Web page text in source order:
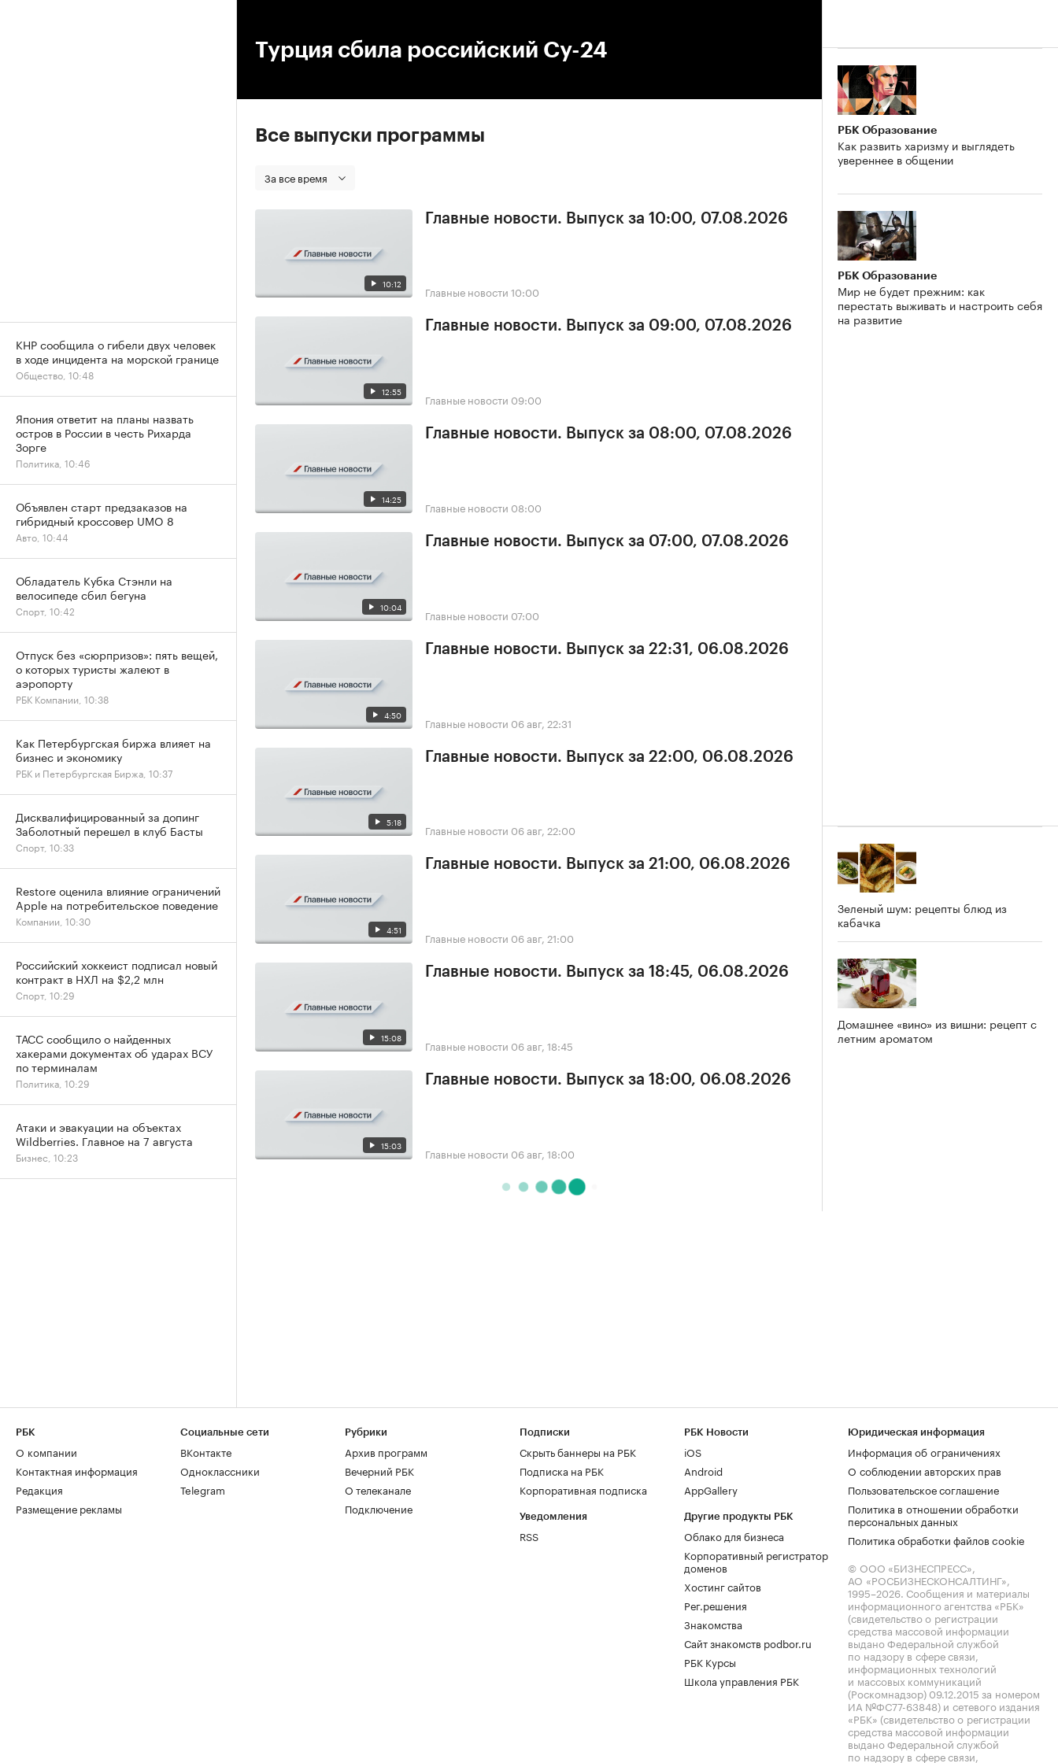
Турция сбила российский Су-24
Все выпуски программы
За все время
10:12
Главные новости. Выпуск за 10:00, 07.08.2026
Главные новости 10:00
12:55
Главные новости. Выпуск за 09:00, 07.08.2026
Главные новости 09:00
14:25
Главные новости. Выпуск за 08:00, 07.08.2026
Главные новости 08:00
10:04
Главные новости. Выпуск за 07:00, 07.08.2026
Главные новости 07:00
4:50
Главные новости. Выпуск за 22:31, 06.08.2026
Главные новости 06 авг, 22:31
5:18
Главные новости. Выпуск за 22:00, 06.08.2026
Главные новости 06 авг, 22:00
4:51
Главные новости. Выпуск за 21:00, 06.08.2026
Главные новости 06 авг, 21:00
15:08
Главные новости. Выпуск за 18:45, 06.08.2026
Главные новости 06 авг, 18:45
15:03
Главные новости. Выпуск за 18:00, 06.08.2026
Главные новости 06 авг, 18:00
РБК Образование
Как развить харизму и выглядеть
увереннее в общении
РБК Образование
Мир не будет прежним: как
перестать выживать и настроить себя
на развитие
Зеленый шум: рецепты блюд из
кабачка
Домашнее «вино» из вишни: рецепт с
летним ароматом
КНР сообщила о гибели двух человек
в ходе инцидента на морской границе
Общество, 10:48
Япония ответит на планы назвать
остров в России в честь Рихарда
Зорге
Политика, 10:46
Объявлен старт предзаказов на
гибридный кроссовер UMO 8
Авто, 10:44
Обладатель Кубка Стэнли на
велосипеде сбил бегуна
Спорт, 10:42
Отпуск без «сюрпризов»: пять вещей,
о которых туристы жалеют в
аэропорту
РБК Компании, 10:38
Как Петербургская биржа влияет на
бизнес и экономику
РБК и Петербургская Биржа, 10:37
Дисквалифицированный за допинг
Заболотный перешел в клуб Басты
Спорт, 10:33
Restore оценила влияние ограничений
Apple на потребительское поведение
Компании, 10:30
Российский хоккеист подписал новый
контракт в НХЛ на $2,2 млн
Спорт, 10:29
ТАСС сообщило о найденных
хакерами документах об ударах ВСУ
по терминалам
Политика, 10:29
Атаки и эвакуации на объектах
Wildberries. Главное на 7 августа
Бизнес, 10:23
РБК
О компании
Контактная информация
Редакция
Размещение рекламы
Социальные сети
ВКонтакте
Одноклассники
Telegram
Рубрики
Архив программ
Вечерний РБК
О телеканале
Подключение
Подписки
Скрыть баннеры на РБК
Подписка на РБК
Корпоративная подписка
Уведомления
RSS
РБК Новости
iOS
Android
AppGallery
Другие продукты РБК
Облако для бизнеса
Корпоративный регистратор
доменов
Хостинг сайтов
Рег.решения
Знакомства
Сайт знакомств podbor.ru
РБК Курсы
Школа управления РБК
Юридическая информация
Информация об ограничениях
О соблюдении авторских прав
Пользовательское соглашение
Политика в отношении обработки
персональных данных
Политика обработки файлов cookie
© ООО «БИЗНЕСПРЕСС»,
АО «РОСБИЗНЕСКОНСАЛТИНГ»,
1995–2026. Сообщения и материалы
информационного агентства «РБК»
(свидетельство о регистрации
средства массовой информации
выдано Федеральной службой
по надзору в сфере связи,
информационных технологий
и массовых коммуникаций
(Роскомнадзор) 09.12.2015 за номером
ИА №ФС77-63848) и сетевого издания
«РБК» (свидетельство о регистрации
средства массовой информации
выдано Федеральной службой
по надзору в сфере связи,